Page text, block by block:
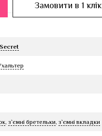
Замовити в 1 клік
, з`ємні бретельки, з`ємні вкладки